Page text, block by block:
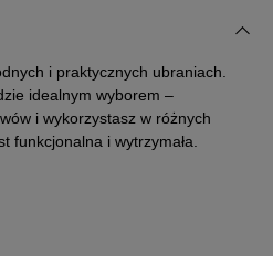
i praktycznych ubraniach.
idealnym wyborem –
i wykorzystasz w różnych
funkcjonalna i wytrzymała.